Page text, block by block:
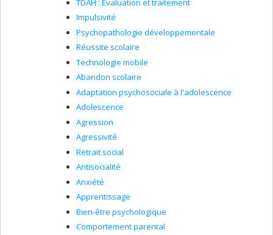
Étude des facteurs de risque, mécanismes
étiologiques et conséquences de la dépression à
l'adolescence. Cet axe implique principalement
banques de données longitudinales québécoises
et internationales.
Étude des bénéfices psychosociaux de l’activité
physique chez les enfants et adolescents. Cet
axe implique principalement des analyses
secondaires à partir de grandes banques de
données longitudinales québécoises et
internationales.
Impulsivité
Psychopathologie développementale
Réussite scolaire
Technologie mobile
Abandon scolaire
Adaptation psychosociale à l'adolescence
Adolescence
Agression
Agressivité
Retrait social
Antisocialité
Anxiété
Apprentissage
Bien-être psychologique
Comportement parental